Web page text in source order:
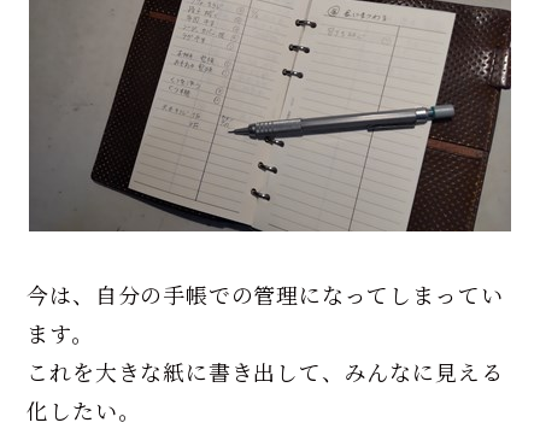
今は、自分の手帳での管理になってしまってい
ます。
これを大きな紙に書き出して、みんなに見える
化したい。